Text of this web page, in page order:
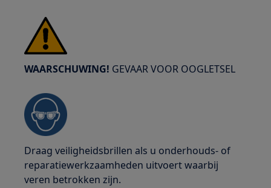
WAARSCHUWING! GEVAAR VOOR OOGLETSEL
Draag veiligheidsbrillen als u onderhouds- of
reparatiewerkzaamheden uitvoert waarbij
veren betrokken zijn.